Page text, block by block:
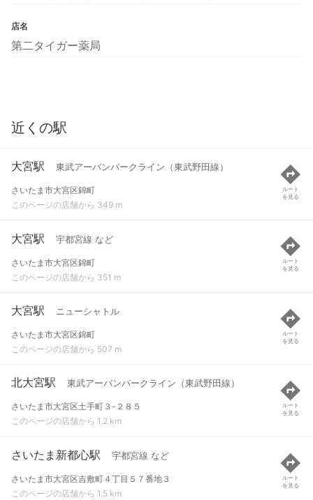
店名
第二タイガー薬局
近くの駅
大宮駅 東武アーバンパークライン（東武野田線）
さいたま市大宮区錦町
このページの店舗から 349 m
ルート
を見る
大宮駅 宇都宮線 など
さいたま市大宮区錦町
このページの店舗から 351 m
ルート
を見る
大宮駅 ニューシャトル
さいたま市大宮区錦町
このページの店舗から 507 m
ルート
を見る
北大宮駅 東武アーバンパークライン（東武野田線）
さいたま市大宮区土手町３-２８５
このページの店舗から 1.2 km
ルート
を見る
さいたま新都心駅 宇都宮線 など
さいたま市大宮区吉敷町４丁目５７番地３
このページの店舗から 1.5 km
ルート
を見る